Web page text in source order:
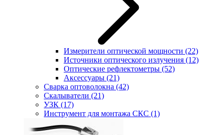
Измерители оптической мощности (22)
Источники оптического излучения (12)
Оптические рефлектометры (52)
Аксессуары (21)
Сварка оптоволокна (42)
Скалыватели (21)
УЗК (17)
Инструмент для монтажа СКС (1)